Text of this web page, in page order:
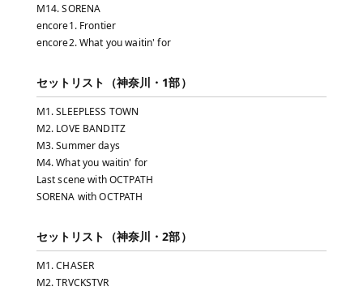
M14. SORENA
encore1. Frontier
encore2. What you waitin' for
セットリスト（神奈川・1部）
M1. SLEEPLESS TOWN
M2. LOVE BANDITZ
M3. Summer days
M4. What you waitin' for
Last scene with OCTPATH
SORENA with OCTPATH
セットリスト（神奈川・2部）
M1. CHASER
M2. TRVCKSTVR